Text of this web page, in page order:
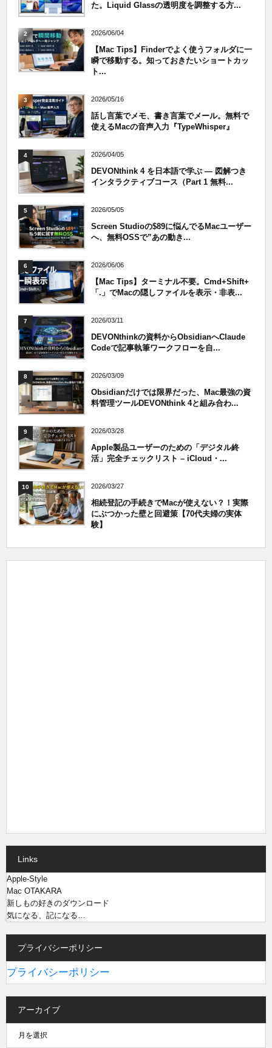
た。Liquid Glassの透明度を調整する方...
2 2026/06/04
【Mac Tips】Finderでよく使うフォルダに一
瞬で移動する。知っておきたいショートカッ
ト...
3 2026/05/16
話し言葉でメモ、書き言葉でメール。無料で
使えるMacの音声入力『TypeWhisper』
4 2026/04/05
DEVONthink 4 を日本語で学ぶ — 図解つき
インタラクティブコース（Part 1 無料...
5 2026/05/05
Screen Studioの$89に悩んでるMacユーザー
へ、無料OSSで”あの動き...
6 2026/06/06
【Mac Tips】ターミナル不要。Cmd+Shift+
「.」でMacの隠しファイルを表示・非表...
7 2026/03/11
DEVONthinkの資料からObsidianへClaude
Codeで記事執筆ワークフローを自...
8 2026/03/09
Obsidianだけでは限界だった、Mac最強の資
料管理ツールDEVONthink 4と組み合わ...
9 2026/03/28
Apple製品ユーザーのための「デジタル終
活」完全チェックリスト – iCloud・...
10 2026/03/27
相続登記の手続きでMacが使えない？！実際
にぶつかった壁と回避策【70代夫婦の実体
験】
Links
Apple-Style
Mac OTAKARA
新しもの好きのダウンロード
気になる、記になる…
プライバシーポリシー
プライバシーポリシー
アーカイブ